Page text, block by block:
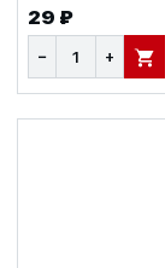
29 ₽
− + В